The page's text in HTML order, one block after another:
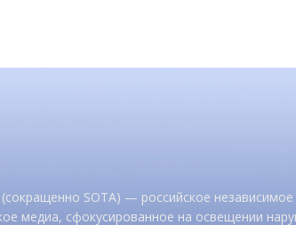
(сокращенно SOTA) — российское
медиа, сфокусированное на освещении